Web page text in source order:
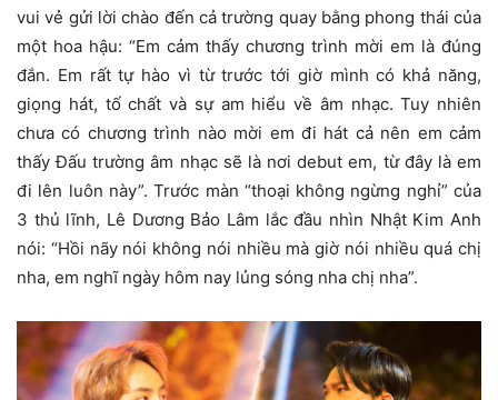
vui vẻ gửi lời chào đến cả trường quay bằng phong thái của
một hoa hậu: “Em cảm thấy chương trình mời em là đúng
đắn. Em rất tự hào vì từ trước tới giờ mình có khả năng,
giọng hát, tố chất và sự am hiểu về âm nhạc. Tuy nhiên
chưa có chương trình nào mời em đi hát cả nên em cảm
thấy Đấu trường âm nhạc sẽ là nơi debut em, từ đây là em
đi lên luôn này”. Trước màn “thoại không ngừng nghỉ” của
3 thủ lĩnh, Lê Dương Bảo Lâm lắc đầu nhìn Nhật Kim Anh
nói: “Hồi nãy nói không nói nhiều mà giờ nói nhiều quá chị
nha, em nghĩ ngày hôm nay lủng sóng nha chị nha”.